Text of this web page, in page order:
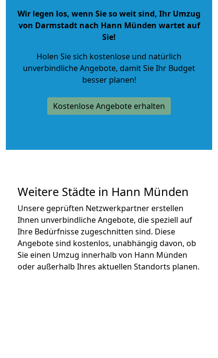
Wir legen los, wenn Sie so weit sind, Ihr Umzug
von Darmstadt nach Hann Münden wartet auf
Sie!
Holen Sie sich kostenlose und natürlich
unverbindliche Angebote, damit Sie Ihr Budget
besser planen!
Kostenlose Angebote erhalten
Weitere Städte in Hann Münden
Unsere geprüften Netzwerkpartner erstellen
Ihnen unverbindliche Angebote, die speziell auf
Ihre Bedürfnisse zugeschnitten sind. Diese
Angebote sind kostenlos, unabhängig davon, ob
Sie einen Umzug innerhalb von Hann Münden
oder außerhalb Ihres aktuellen Standorts planen.